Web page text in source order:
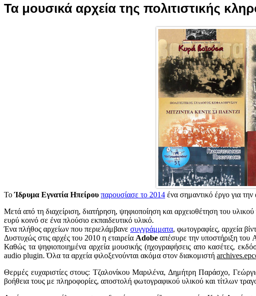
Τα μουσικά αρχεία της πολιτιστικής
ΤοΊδρυμα Εγνατία Ηπείρου παρουσίασε το 2014 ένα σημαντικό έργο για την
Μετά από τη διαχείριση, διατήρηση, ψηφιοποίηση και αρχειοθέτηση του
ευρύ κοινό σε ένα πλούσιο εκπαιδευτικό υλικό.
Ένα πλήθος αρχείων που περιελάμβανε συγγράμματα, φωτογραφίες, αρχεία
Δυστυχώς στις αρχές του 2010 η εταιρεία Adobe απέσυρε την υποστήριξη του
Καθώς τα ψηφιοποιημένα αρχεία μουσικής (ηχογραφήσεις απο κασέτες,
audio plugin. Όλα τα αρχεία φιλοξενούνται ακόμα στον διακομιστή
Θερμές ευχαριστίες στους: Τζαλονίκου Μαριλένα, Δημήτρη Παράσχο,
βοήθεια τους με πληροφορίες, αποστολή φωτογραφικού υλικού και τίτλων